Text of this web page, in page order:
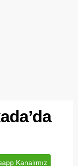
Kanalımız